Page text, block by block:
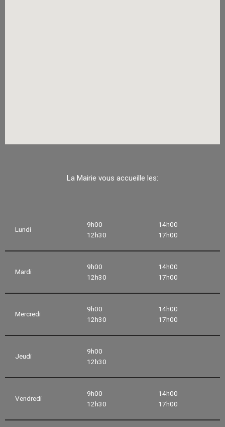
La Mairie vous accueille les:
Lundi
9h00
12h30
14h00
17h00
Mardi
9h00
12h30
14h00
17h00
Mercredi
9h00
12h30
14h00
17h00
Jeudi
9h00
12h30
Vendredi
9h00
12h30
14h00
17h00